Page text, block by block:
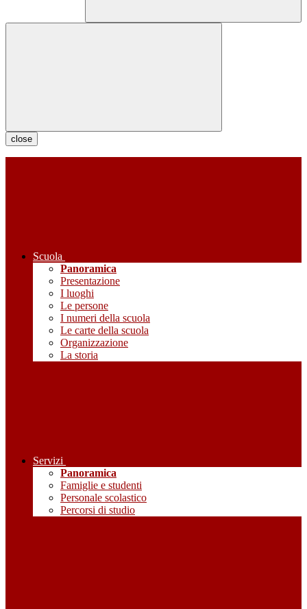
close
Scuola
Panoramica
Presentazione
I luoghi
Le persone
I numeri della scuola
Le carte della scuola
Organizzazione
La storia
Servizi
Panoramica
Famiglie e studenti
Personale scolastico
Percorsi di studio